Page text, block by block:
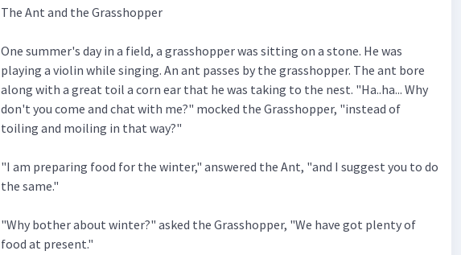
The Ant and the Grasshopper
One summer's day in a field, a grasshopper was sitting on a stone. He was
playing a violin while singing. An ant passes by the grasshopper. The ant bore
along with a great toil a corn ear that he was taking to the nest. "Ha..ha... Why
don't you come and chat with me?" mocked the Grasshopper, "instead of
toiling and moiling in that way?"
"I am preparing food for the winter," answered the Ant, "and I suggest you to do
the same."
"Why bother about winter?" asked the Grasshopper, "We have got plenty of
food at present."